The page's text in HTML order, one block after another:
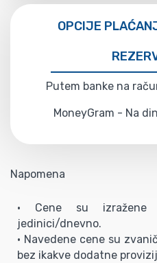
OPCIJE
Putem banke na
MoneyGram - Na
Napomena
• Cene su
jedinici/dnevno.
• Navedene cene su
bez ikakve dodatne